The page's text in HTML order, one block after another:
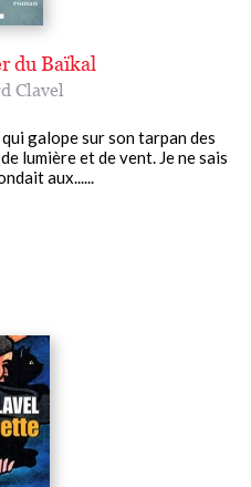
du Baïkal
Clavel
galope sur son tarpan des
lumière et de vent. Je ne sais
aux......